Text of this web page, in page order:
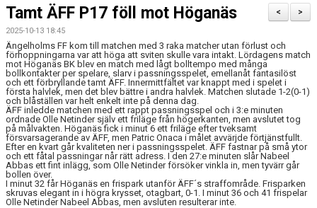
DOKUMENT
KONTAKT
>
<
Tamt ÄFF P17 föll mot Höganäs
2025-10-13 18:45
Ängelholms FF kom till matchen med 3 raka matcher utan förlust och
förhoppningarna var att höga att sviten skulle vara intakt. Lördagens match
mot Höganäs BK blev en match med lågt bolltempo med många
bollkontakter per spelare, slarv i passningsspelet, emellanåt fantasilöst
och ett förbryllande tamt ÄFF. Innermittfältet var knappt med i spelet i
första halvlek, men det blev bättre i andra halvlek. Matchen slutade 1-2(0-1)
och blåställen var helt enkelt inte på denna dag.
ÄFF inledde matchen med ett rappt passningsspel och i 3:e minuten
ordnade Olle Netinder själv ett friläge från högerkanten, men avslutet tog
på målvakten. Höganäs fick i minut 6 ett friläge efter tveksamt
försvarsagerande av ÄFF, men Patric Onaca i målet avvärjde förtjänstfullt.
Efter en kvart går kvaliteten ner i passningsspelet. ÄFF fastnar på små ytor
och ett fåtal passningar når rätt adress. I den 27:e minuten slår Nabeel
Abbas ett fint inlägg, som Olle Netinder försöker vinkla in, men tyvärr går
bollen över.
I minut 32 får Höganäs en frispark utanför ÄFF´s straffområde. Frisparken
skruvas elegant in i högra krysset, otagbart, 0-1. I minut 36 och 41 frispelar
Olle Netinder Nabeel Abbas, men avsluten resulterar inte.